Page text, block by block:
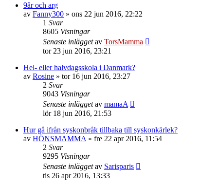
9år och arg
av Fanny300 » ons 22 jun 2016, 22:22
1 Svar
8605 Visningar
Senaste inläggetav TorsMamma
tor 23 jun 2016, 23:21
Hel- eller halvdagsskola i Danmark?
av Rosine » tor 16 jun 2016, 23:27
2 Svar
9043 Visningar
Senaste inläggetav mamaA
lör 18 jun 2016, 21:53
Hur gå ifrån syskonbråk tillbaka till syskonkärlek?
av HÖNSMAMMA » fre 22 apr 2016, 11:54
2 Svar
9295 Visningar
Senaste inläggetav Sarisparis
tis 26 apr 2016, 13:33